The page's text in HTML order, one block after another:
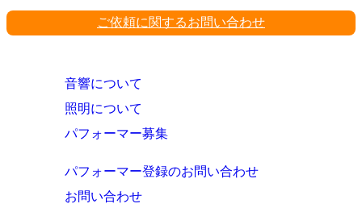
ご依頼に関するお問い合わせ
音響について
照明について
パフォーマー募集
パフォーマー登録のお問い合わせ
お問い合わせ